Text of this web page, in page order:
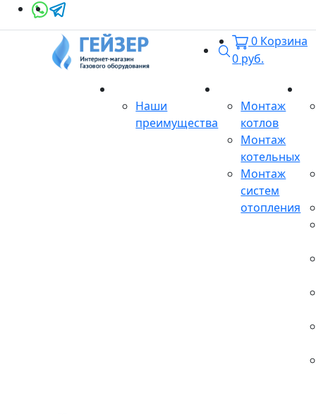
Поиск
0 Корзина
0 руб.
Наши
преимущества
Монтаж
котлов
Монтаж
котельных
Монтаж
систем
отопления